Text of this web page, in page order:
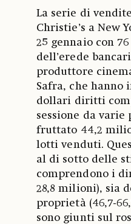
La serie di
Christie’s a New
25 gennaio con
dell’erede
produttore
Safra, che hanno
dollari diritti
sessione da
fruttato 44,2
lotti venduti.
al di sotto delle
comprendono i
28,8 milioni), sia
proprietà (46,7-
sono giunti sul